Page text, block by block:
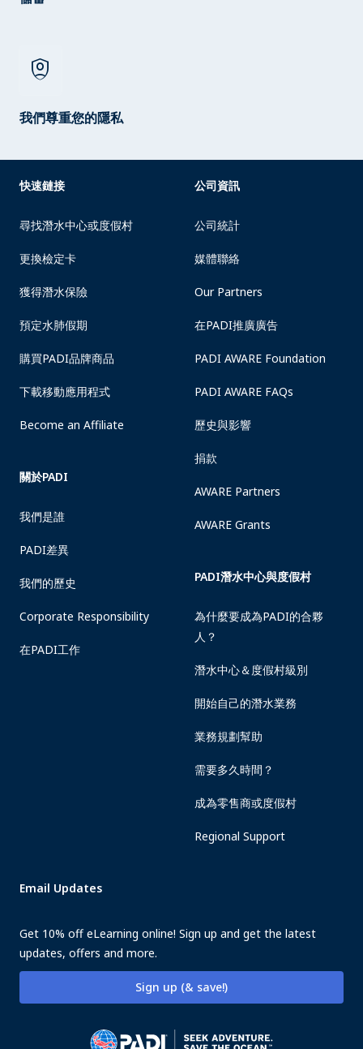
shield_person
我們尊重您的隱私
快速鏈接
尋找潛水中心或度假村
更換檢定卡
獲得潛水保險
預定水肺假期
購買PADI品牌商品
下載移動應用程式
Become an Affiliate
關於PADI
我們是誰
PADI差異
我們的歷史
Corporate Responsibility
在PADI工作
公司資訊
公司統計
媒體聯絡
Our Partners
在PADI推廣廣告
PADI AWARE Foundation
PADI AWARE FAQs
歷史與影響
捐款
AWARE Partners
AWARE Grants
PADI潛水中心與度假村
為什麼要成為PADI的合夥
人？
潛水中心＆度假村級別
開始自己的潛水業務
業務規劃幫助
需要多久時間？
成為零售商或度假村
Regional Support
Email Updates
Get 10% off eLearning online! Sign up and get the latest
updates, offers and more.
Sign up (& save!)